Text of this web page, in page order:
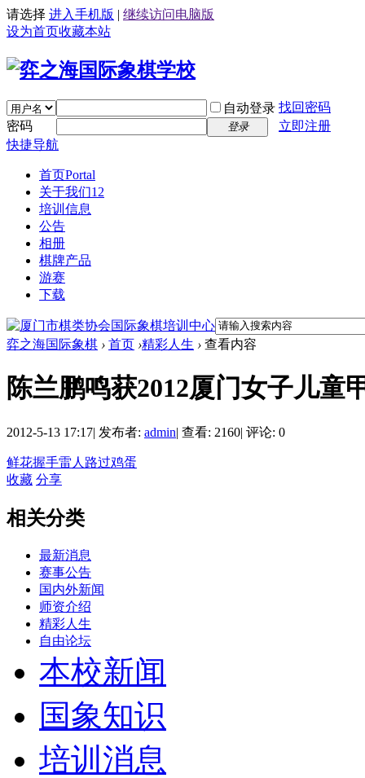
请选择 进入手机版 | 继续访问电脑版
设为首页收藏本站
自动登录 找回密码
密码
登录
立即注册
快捷导航
首页Portal
关于我们12
培训信息
公告
相册
棋牌产品
游赛
下载
弈之海国际象棋 › 首页 ›精彩人生 › 查看内容
陈兰鹏鸣获2012厦门女子儿童
2012-5-13 17:17| 发布者: admin| 查看: 2160| 评论: 0
鲜花握手雷人 路过鸡蛋
收藏 分享
相关分类
最新消息
赛事公告
国内外新闻
师资介绍
精彩人生
自由论坛
本校新闻
国象知识
培训消息